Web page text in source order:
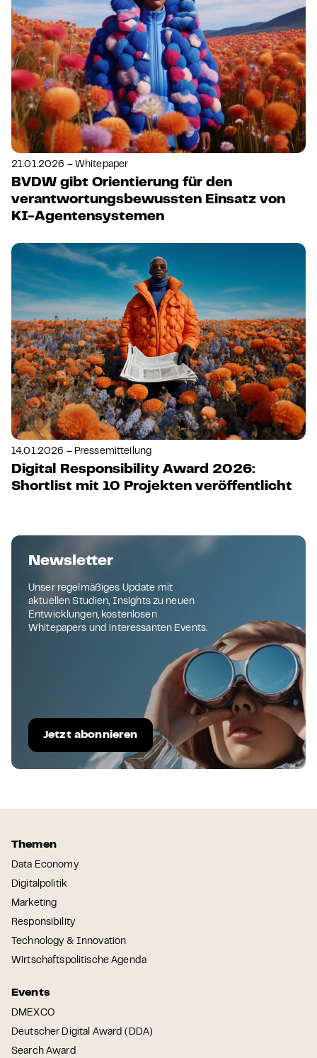
21.01.2026 – Whitepaper
BVDW gibt Orientierung für den
verantwortungsbewussten Einsatz von
KI-Agentensystemen
14.01.2026 – Pressemitteilung
Digital Responsibility Award 2026:
Shortlist mit 10 Projekten veröffentlicht
Newsletter
Unser regelmäßiges Update mit
aktuellen Studien, Insights zu neuen
Entwicklungen, kostenlosen
Whitepapers und interessanten Events.
Jetzt abonnieren
Themen
Data Economy
Digitalpolitik
Marketing
Responsibility
Technology & Innovation
Wirtschaftspolitische Agenda
Events
DMEXCO
Deutscher Digital Award (DDA)
Search Award